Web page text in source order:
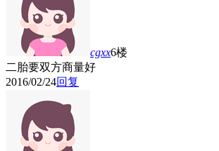
cgxx6楼
二胎要双方商量好
2016/02/24回复